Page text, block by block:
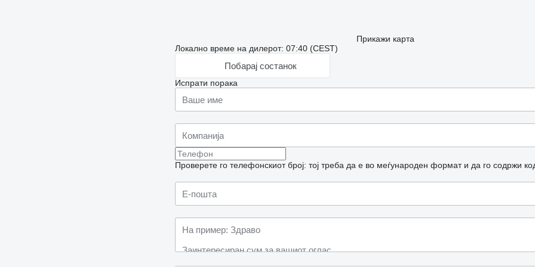
Прикажи карта
Локално време на дилерот: 07:40 (CEST)
Побарај состанок
Испрати порака
Проверете го телефонскиот број: тој треба да е во меѓународен формат и да го содржи